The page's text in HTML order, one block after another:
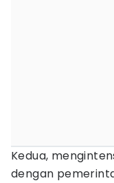
Kedua,
dengan